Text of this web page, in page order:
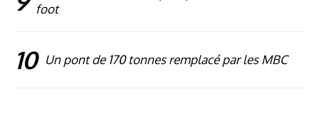
foot
10 Un pont de 170 tonnes remplacé par les MBC